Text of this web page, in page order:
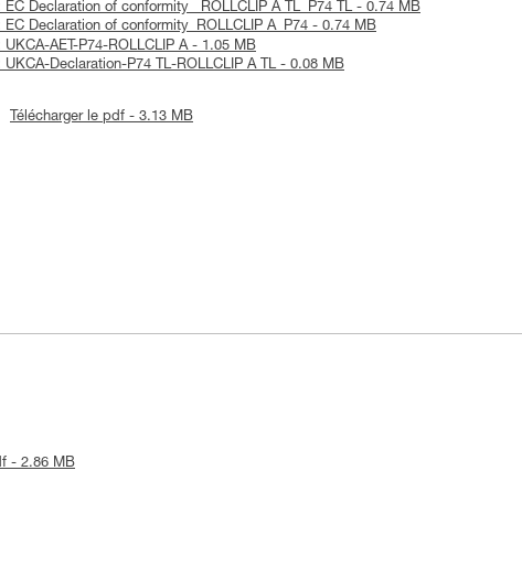
EC Declaration of conformity_ ROLLCLIP A TL_P74 TL - 0.74 MB
EC Declaration of conformity_ROLLCLIP A_P74 - 0.74 MB
UKCA-AET-P74-ROLLCLIP A - 1.05 MB
UKCA-Declaration-P74 TL-ROLLCLIP A TL - 0.08 MB
Télécharger le pdf - 3.13 MB
- 2.86 MB